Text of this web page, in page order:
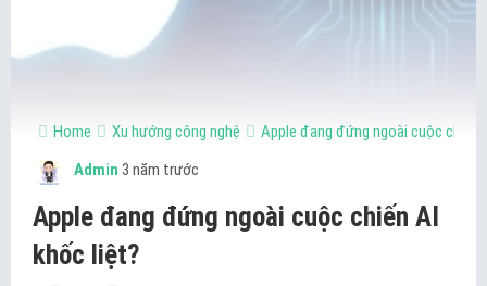
Home Xu hướng công nghệ
Apple đang đứng ngoài cuộc chiến
Admin 3 năm trước
Apple đang đứng ngoài cuộc chiến AI
khốc liệt?